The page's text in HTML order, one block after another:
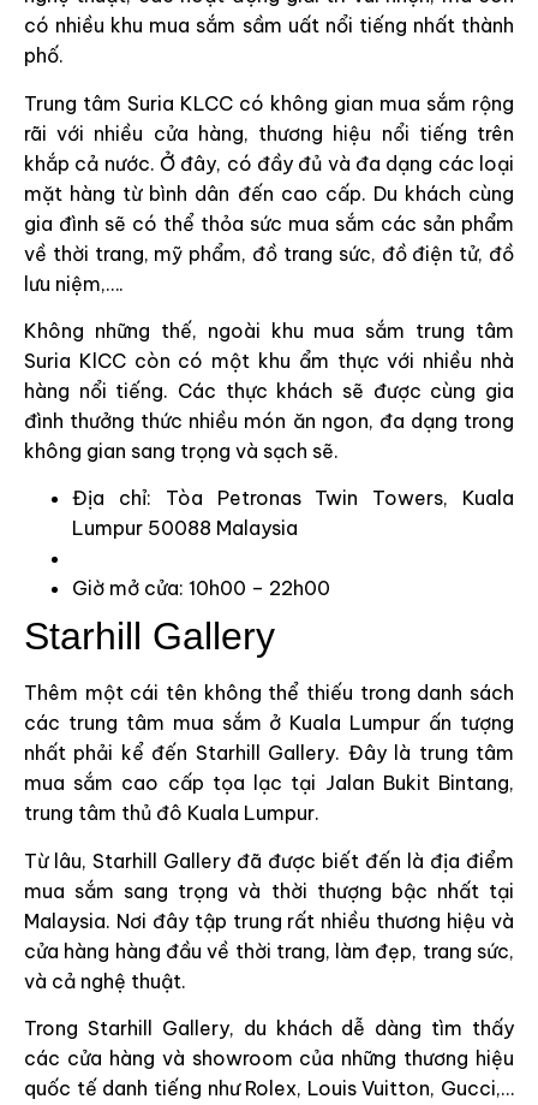
có nhiều khu mua sắm sầm uất nổi tiếng nhất thành
phố.
Trung tâm Suria KLCC có không gian mua sắm rộng
rãi với nhiều cửa hàng, thương hiệu nổi tiếng trên
khắp cả nước. Ở đây, có đầy đủ và đa dạng các loại
mặt hàng từ bình dân đến cao cấp. Du khách cùng
gia đình sẽ có thể thỏa sức mua sắm các sản phẩm
về thời trang, mỹ phẩm, đồ trang sức, đồ điện tử, đồ
lưu niệm,….
Không những thế, ngoài khu mua sắm trung tâm
Suria KlCC còn có một khu ẩm thực với nhiều nhà
hàng nổi tiếng. Các thực khách sẽ được cùng gia
đình thưởng thức nhiều món ăn ngon, đa dạng trong
không gian sang trọng và sạch sẽ.
Địa chỉ: Tòa Petronas Twin Towers, Kuala
Lumpur 50088 Malaysia
Giờ mở cửa: 10h00 – 22h00
Starhill Gallery
Thêm một cái tên không thể thiếu trong danh sách
các trung tâm mua sắm ở Kuala Lumpur ấn tượng
nhất phải kể đến Starhill Gallery. Đây là trung tâm
mua sắm cao cấp tọa lạc tại Jalan Bukit Bintang,
trung tâm thủ đô Kuala Lumpur.
Từ lâu, Starhill Gallery đã được biết đến là địa điểm
mua sắm sang trọng và thời thượng bậc nhất tại
Malaysia. Nơi đây tập trung rất nhiều thương hiệu và
cửa hàng hàng đầu về thời trang, làm đẹp, trang sức,
và cả nghệ thuật.
Trong Starhill Gallery, du khách dễ dàng tìm thấy
các cửa hàng và showroom của những thương hiệu
quốc tế danh tiếng như Rolex, Louis Vuitton, Gucci,…